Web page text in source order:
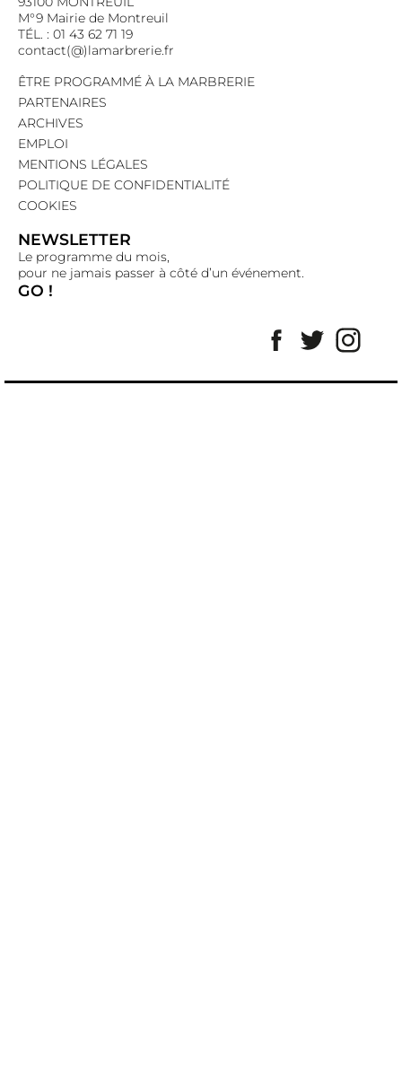
M°9 Mairie de Montreuil
TÉL. : 01 43 62 71 19
contact(@)lamarbrerie.fr
ÊTRE PROGRAMMÉ À LA MARBRERIE
PARTENAIRES
ARCHIVES
EMPLOI
MENTIONS LÉGALES
POLITIQUE DE CONFIDENTIALITÉ
COOKIES
NEWSLETTER
Le programme du mois,
pour ne jamais passer à côté d’un événement.
GO !
Facebook
Twitter